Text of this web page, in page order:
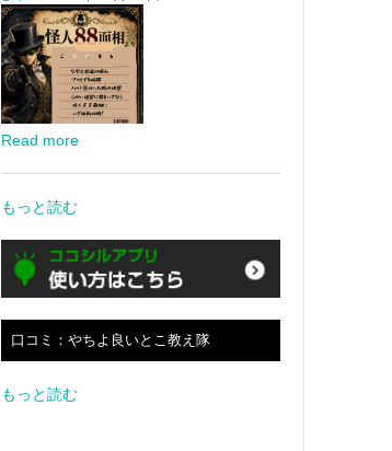
Read more
もっと読む
口コミ：やちよ良いとこ教え隊
もっと読む